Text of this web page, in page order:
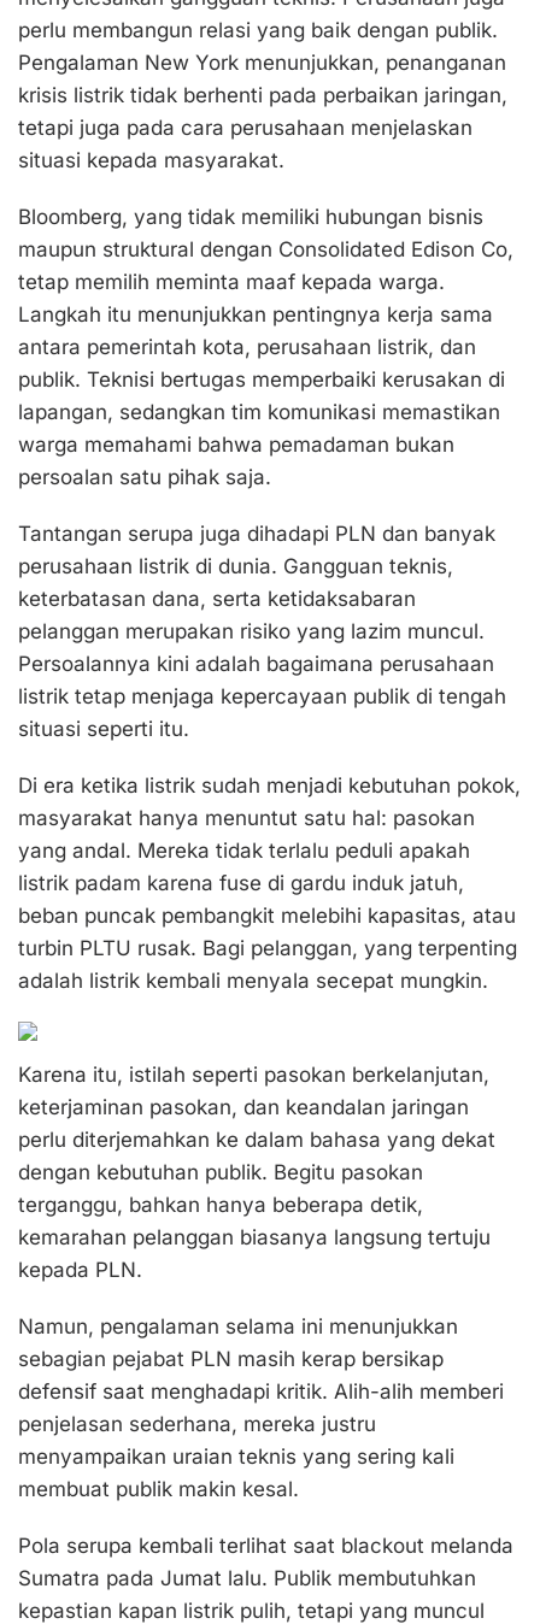
perlu membangun relasi yang baik dengan publik.
Pengalaman New York menunjukkan, penanganan
krisis listrik tidak berhenti pada perbaikan jaringan,
tetapi juga pada cara perusahaan menjelaskan
situasi kepada masyarakat.
Bloomberg, yang tidak memiliki hubungan bisnis
maupun struktural dengan Consolidated Edison Co,
tetap memilih meminta maaf kepada warga.
Langkah itu menunjukkan pentingnya kerja sama
antara pemerintah kota, perusahaan listrik, dan
publik. Teknisi bertugas memperbaiki kerusakan di
lapangan, sedangkan tim komunikasi memastikan
warga memahami bahwa pemadaman bukan
persoalan satu pihak saja.
Tantangan serupa juga dihadapi PLN dan banyak
perusahaan listrik di dunia. Gangguan teknis,
keterbatasan dana, serta ketidaksabaran
pelanggan merupakan risiko yang lazim muncul.
Persoalannya kini adalah bagaimana perusahaan
listrik tetap menjaga kepercayaan publik di tengah
situasi seperti itu.
Di era ketika listrik sudah menjadi kebutuhan pokok,
masyarakat hanya menuntut satu hal: pasokan
yang andal. Mereka tidak terlalu peduli apakah
listrik padam karena fuse di gardu induk jatuh,
beban puncak pembangkit melebihi kapasitas, atau
turbin PLTU rusak. Bagi pelanggan, yang terpenting
adalah listrik kembali menyala secepat mungkin.
Karena itu, istilah seperti pasokan berkelanjutan,
keterjaminan pasokan, dan keandalan jaringan
perlu diterjemahkan ke dalam bahasa yang dekat
dengan kebutuhan publik. Begitu pasokan
terganggu, bahkan hanya beberapa detik,
kemarahan pelanggan biasanya langsung tertuju
kepada PLN.
Namun, pengalaman selama ini menunjukkan
sebagian pejabat PLN masih kerap bersikap
defensif saat menghadapi kritik. Alih-alih memberi
penjelasan sederhana, mereka justru
menyampaikan uraian teknis yang sering kali
membuat publik makin kesal.
Pola serupa kembali terlihat saat blackout melanda
Sumatra pada Jumat lalu. Publik membutuhkan
kepastian kapan listrik pulih, tetapi yang muncul